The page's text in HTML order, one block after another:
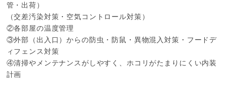
管・出荷）
（交差汚染対策・空気コントロール対策）
②各部屋の温度管理
③外部（出入口）からの防虫・防鼠・異物混入対策・フードデ
ィフェンス対策
④清掃やメンテナンスがしやすく、ホコリがたまりにくい内装
計画